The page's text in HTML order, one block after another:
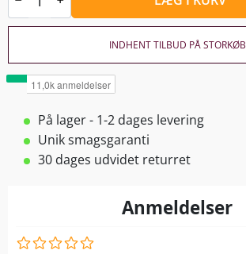
INDHENT TILBUD PÅ STORKØB
På lager - 1-2 dages levering
Unik smagsgaranti
30 dages udvidet returret
Anmeldelser